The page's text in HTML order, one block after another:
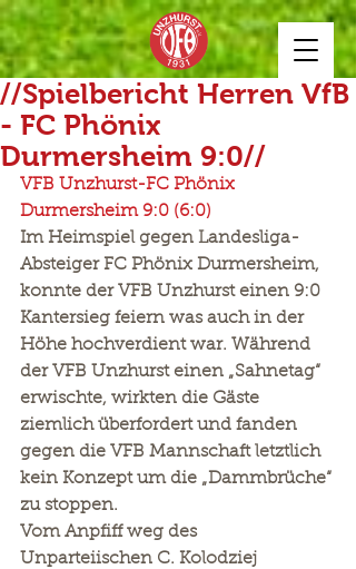
//Spielbericht Herren VfB
- FC Phönix
Durmersheim 9:0//
VFB Unzhurst-FC Phönix
Durmersheim 9:0 (6:0)
Im Heimspiel gegen Landesliga-
Absteiger FC Phönix Durmersheim,
konnte der VFB Unzhurst einen 9:0
Kantersieg feiern was auch in der
Höhe hochverdient war. Während
der VFB Unzhurst einen „Sahnetag“
erwischte, wirkten die Gäste
ziemlich überfordert und fanden
gegen die VFB Mannschaft letztlich
kein Konzept um die „Dammbrüche“
zu stoppen.
Vom Anpfiff weg des
Unparteiischen C. Kolodziej